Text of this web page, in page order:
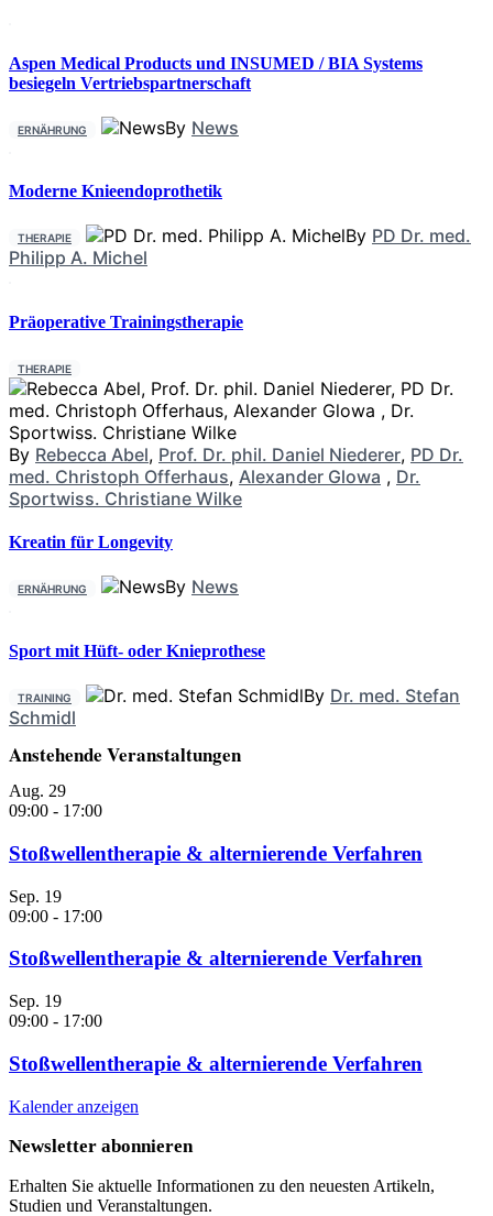
Aspen Medical Products und INSUMED / BIA Systems
besiegeln Vertriebspartnerschaft
ERNÄHRUNG By News
Moderne Knieendoprothetik
THERAPIE By PD Dr. med.
Philipp A. Michel
Präoperative Trainingstherapie
THERAPIE
By Rebecca Abel, Prof. Dr. phil. Daniel Niederer, PD Dr.
med. Christoph Offerhaus, Alexander Glowa , Dr.
Sportwiss. Christiane Wilke
Kreatin für Longevity
ERNÄHRUNG By News
Sport mit Hüft- oder Knieprothese
TRAINING By Dr. med. Stefan
Schmidl
Anstehende Veranstaltungen
Aug. 29
09:00 - 17:00
Stoßwellentherapie & alternierende Verfahren
Sep. 19
09:00 - 17:00
Stoßwellentherapie & alternierende Verfahren
Sep. 19
09:00 - 17:00
Stoßwellentherapie & alternierende Verfahren
Kalender anzeigen
Newsletter abonnieren
Erhalten Sie aktuelle Informationen zu den neuesten Artikeln,
Studien und Veranstaltungen.